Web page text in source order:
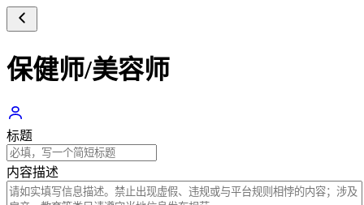
保健师/美容师
标题
内容描述